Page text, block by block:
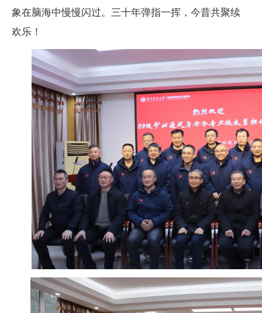
象在脑海中慢慢闪过。三十年弹指一挥，今昔共聚续
欢乐！